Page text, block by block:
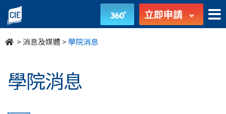
undefined 立即申請
>消息及媒體 >學院消息
學院消息